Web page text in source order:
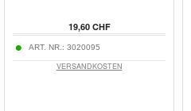
19,60 CHF
ART. NR.: 3020095
VERSANDKOSTEN